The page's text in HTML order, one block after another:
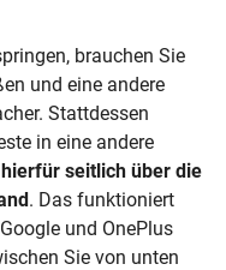
brauchen Sie
und eine andere
Stattdessen
in eine andere
seitlich über die
. Das funktioniert
und OnePlus
Sie von unten